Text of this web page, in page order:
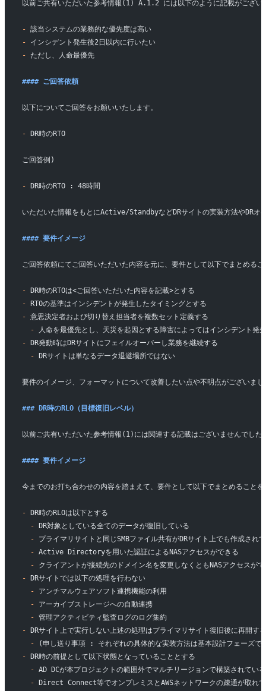
以前ご共有いただいた参考情報(1) A.1.2 には以下のように記載がござい
- 該当システムの業務的な優先度は高い
- インシデント発生後2日以内に行いたい
- ただし、人命最優先
#### ご回答依頼
以下についてご回答をお願いいたします。
- DR時のRTO
ご回答例)
- DR時のRTO : 48時間
いただいた情報をもとにActive/StandbyなどDRサイトの実装方法やDRオ
#### 要件イメージ
ご回答依頼にてご回答いただいた内容を元に、要件として以下でまとめる
- DR時のRTOは<ご回答いただいた内容を記載>とする
- RTOの基準はインシデントが発生したタイミングとする
- 意思決定者および切り替え担当者を複数セット定義する
  -
人命を最優先とし、天災を起因とする障害によってはインシデント発
- DR発動時はDRサイトにフェイルオーバーし業務を継続する
  -
DRサイトは単なるデータ退避場所ではない
要件のイメージ、フォーマットについて改善したい点や不明点がございま
### DR時のRLO（目標復旧レベル）
以前ご共有いただいた参考情報(1)には関連する記載はございませんでした
#### 要件イメージ
今までのお打ち合わせの内容を踏まえて、要件として以下でまとめること
- DR時のRLOは以下とする
  -
DR対象としている全てのデータが復旧している
  -
プライマリサイトと同じSMBファイル共有がDRサイト上でも作成され
  -
Active Directoryを用いた認証によるNASアクセスができる
  -
クライアントが接続先のドメイン名を変更しなくともNASアクセスが
- DRサイトでは以下の処理を行わない
  -
アンチマルウェアソフト連携機能の利用
  -
アーカイブストレージへの自動連携
  -
管理アクティビティ監査ログのログ集約
- DRサイト上で実行しない上述の処理はプライマリサイト復旧後に再開する
  -
(申し送り事項 : それぞれの具体的な実装方法は基本設計フェーズで
- DR時の前提として以下状態となっていることとする
  -
AD DCが本プロジェクトの範囲外でマルチリージョンで構築されてい
  -
Direct Connect等でオンプレミスとAWSネットワークの疎通が取れ